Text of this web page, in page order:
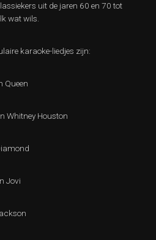
uit de jaren 60 en 70 tot
wat wils.
karaoke-liedjes zijn:
Queen
Whitney Houston
Jovi